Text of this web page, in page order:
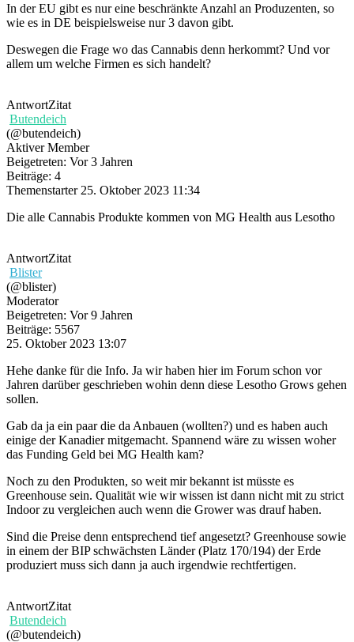
In der EU gibt es nur eine beschränkte Anzahl an Produzenten, so
wie es in DE beispielsweise nur 3 davon gibt.
Deswegen die Frage wo das Cannabis denn herkommt? Und vor
allem um welche Firmen es sich handelt?
AntwortZitat
Butendeich
(@butendeich)
Aktiver Member
Beigetreten: Vor 3 Jahren
Beiträge: 4
Themenstarter 25. Oktober 2023 11:34
Die alle Cannabis Produkte kommen von MG Health aus Lesotho
AntwortZitat
Blister
(@blister)
Moderator
Beigetreten: Vor 9 Jahren
Beiträge: 5567
25. Oktober 2023 13:07
Hehe danke für die Info. Ja wir haben hier im Forum schon vor
Jahren darüber geschrieben wohin denn diese Lesotho Grows gehen
sollen.
Gab da ja ein paar die da Anbauen (wollten?) und es haben auch
einige der Kanadier mitgemacht. Spannend wäre zu wissen woher
das Funding Geld bei MG Health kam?
Noch zu den Produkten, so weit mir bekannt ist müsste es
Greenhouse sein. Qualität wie wir wissen ist dann nicht mit zu strict
Indoor zu vergleichen auch wenn die Grower was drauf haben.
Sind die Preise denn entsprechend tief angesetzt? Greenhouse sowie
in einem der BIP schwächsten Länder (Platz 170/194) der Erde
produziert muss sich dann ja auch irgendwie rechtfertigen.
AntwortZitat
Butendeich
(@butendeich)